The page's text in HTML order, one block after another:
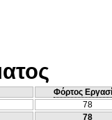
Φόρτος
78
78